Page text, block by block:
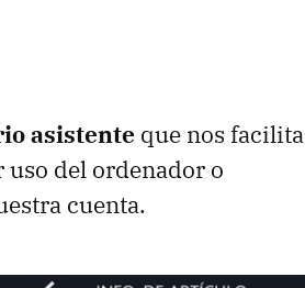
asistente que nos facilita
uso del ordenador o
cuenta.